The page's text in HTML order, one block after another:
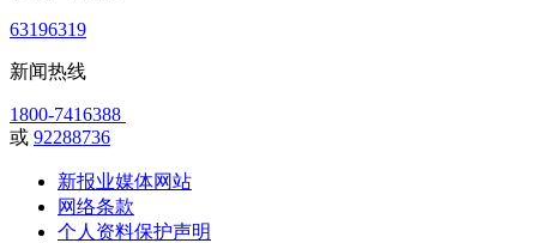
63196319
新闻热线
1800-7416388
或 92288736
新报业媒体网站
网络条款
个人资料保护声明